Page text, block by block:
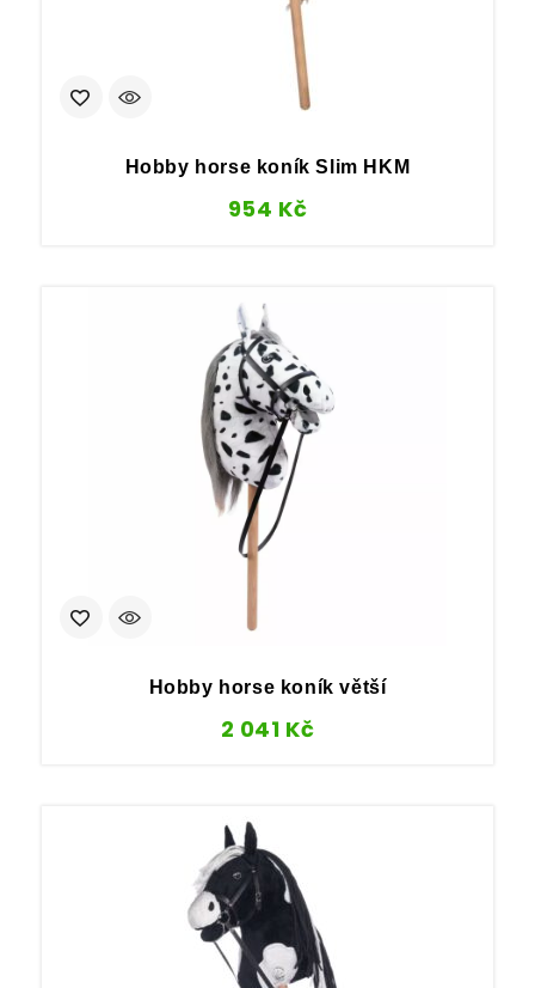
Hobby horse koník Slim HKM
954 Kč
Hobby horse koník větší
2 041 Kč